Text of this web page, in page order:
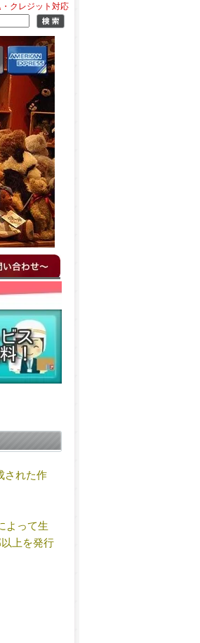
・クレジット対応
された作
よって生
上を発行